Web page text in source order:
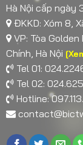
Hà Nội cấp ngày
ĐKKD: Xóm 8,
VP: Tòa Golden
Chính, Hà Nội
Tel 01:
Tel 02:
Hotline: